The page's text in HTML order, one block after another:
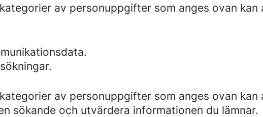
av personuppgifter som anges ovan
av personuppgifter som anges ovan
sökande och utvärdera informationen du lämnar.